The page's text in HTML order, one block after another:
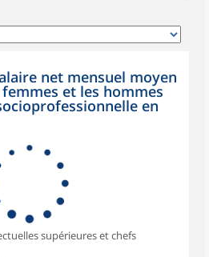
net mensuel moyen
femmes et les hommes
en
supérieures et chefs